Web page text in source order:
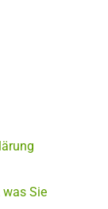
was Sie